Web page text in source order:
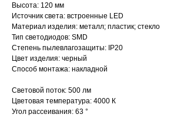
Высота: 120 мм
Источник света: встроенные LED
Материал изделия: металл; пластик; стекло
Тип светодиодов: SMD
Степень пылевлагозащиты: IP20
Цвет изделия: черный
Способ монтажа: накладной
Световой поток: 500 лм
Цветовая температура: 4000 К
Угол рассеивания: 63 °